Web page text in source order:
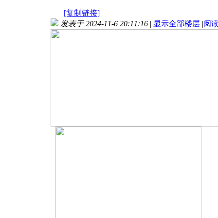
[复制链接]
发表于 2024-11-6 20:11:16 | 显示全部楼层 |阅